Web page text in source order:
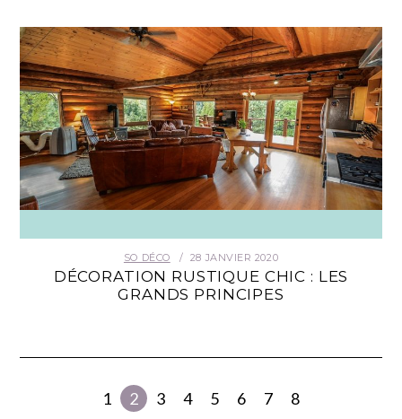
SO DÉCO 28 JANVIER 2020
DÉCORATION RUSTIQUE CHIC : LES
GRANDS PRINCIPES
1 2 3 4 5 6 7 8